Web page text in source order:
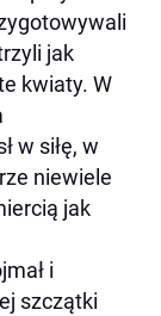
jak
kwiaty. W
w siłę, w
niewiele
jak
i
szczątki